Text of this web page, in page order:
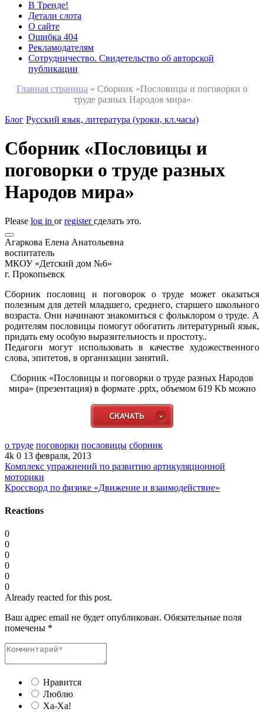
В Тренде!
Детали слота
О сайте
Ошибка 404
Рекламодателям
Сотрудничество. Свидетельство об авторской
публикации
Главная страница » Сборник «Пословицы и поговорки о
труде разных Народов мира»
Блог Русский язык, литература (уроки, кл.часы)
Сборник «Пословицы и
поговорки о труде разных
Народов мира»
Please log in orregisterсделать это.
Агаркова Елена Анатольевна
воспитатель
МКОУ «Детский дом №6»
г. Прокопьевск
Сборник пословиц и поговорок о труде может оказаться
полезным для детей младшего, среднего, старшего школьного
возраста. Они начинают знакомиться с фольклором о труде. А
родителям пословицы помогут обогатить литературный язык,
придать ему особую выразительность и простоту..
Педагоги могут использовать в качестве художественного
слова, эпитетов, в организации занятий.
Сборник «Пословицы и поговорки о труде разных Народов
мира» (презентация) в формате .pptx, объемом 619 Kb можно
о труде поговорки пословицы сборник
4k 0 13 февраля, 2013
Комплекс упражнений по развитию артикуляционной
моторики
Кроссворд по физике «Движение и взаимодействие»
Reactions
0
0
0
0
0
0
Already reacted for this post.
Ваш адрес email не будет опубликован. Обязательные поля
помечены *
Нравится
Люблю
Ха-Ха!